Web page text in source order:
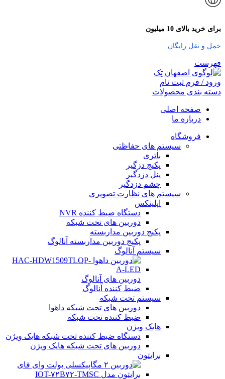
برای خرید بالای 10 میلیون
حمل و نقل رایگان
فهرست
ورود / فرم ثبت نام
دسته بندی محصولات
صفحه اصلی
درباره ما
فروشگاه
سیستم های حفاظتی
باتری
پکیج دزگیر
پنل دزدگیر
چشم دزدگیر
سیستم های نظارت تصویری
اپلینکس
دستگاه ضبط کننده NVR
دوربین های تحت شبکه
پکیج دوربین مداربسته
پکیج دوربین مداربسته آنالوگ
سیستم آنالوگ
دوربین های آنالوگ
ضبط کننده آنالوگ
سیستم تحت شبکه
دوربین های تحت شبکه داهوا
ضبط کننده تحت شبکه
هایک ویژن
دستگاه ضبط کننده تحت شبکه هایک ویژن
دوربین های تحت شبکه هایک ویژن
برایتون